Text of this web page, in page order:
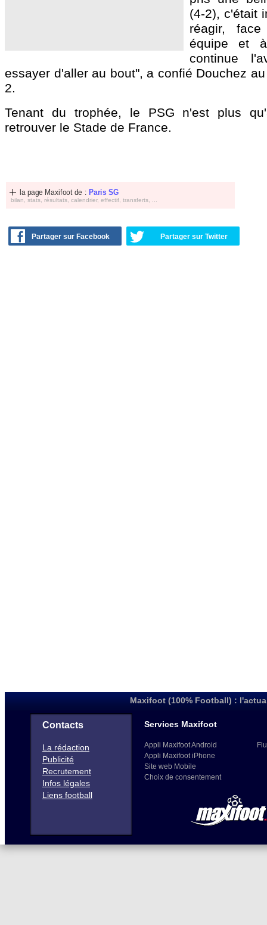
(4-2), c'était
réagir,
équipe et
continue
essayer d'aller au bout", a confié Douchez
2.
Tenant du trophée, le PSG n'est plus
retrouver le Stade de France.
la page Maxifoot de : Paris SG
bilan, stats, résultats, calendrier, effectif, transferts, ...
Partager sur Facebook Partager sur Twitter
Maxifoot (100% Football) :
Contacts
La rédaction
Publicité
Recrutement
Infos légales
Liens football
Services Maxifoot
Appli Maxifoot Android
Appli Maxifoot iPhone
Site web Mobile
Choix de consentement